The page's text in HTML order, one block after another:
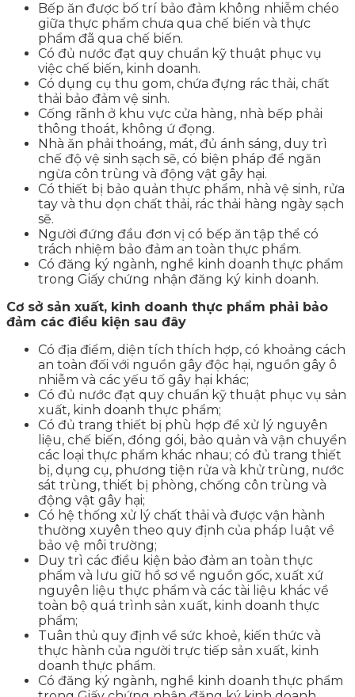
Bếp ăn được bố trí bảo đảm không nhiễm chéo
giữa thực phẩm chưa qua chế biến và thực
phẩm đã qua chế biến.
Có đủ nước đạt quy chuẩn kỹ thuật phục vụ
việc chế biến, kinh doanh.
Có dụng cụ thu gom, chứa đựng rác thải, chất
thải bảo đảm vệ sinh.
Cống rãnh ở khu vực cửa hàng, nhà bếp phải
thông thoát, không ứ đọng.
Nhà ăn phải thoáng, mát, đủ ánh sáng, duy trì
chế độ vệ sinh sạch sẽ, có biện pháp để ngăn
ngừa côn trùng và động vật gây hại.
Có thiết bị bảo quản thực phẩm, nhà vệ sinh, rửa
tay và thu dọn chất thải, rác thải hàng ngày sạch
sẽ.
Người đứng đầu đơn vị có bếp ăn tập thể có
trách nhiệm bảo đảm an toàn thực phẩm.
Có đăng ký ngành, nghề kinh doanh thực phẩm
trong Giấy chứng nhận đăng ký kinh doanh.
Cơ sở sản xuất, kinh doanh thực phẩm phải bảo
đảm các điều kiện sau đây
Có địa điểm, diện tích thích hợp, có khoảng cách
an toàn đối với nguồn gây độc hại, nguồn gây ô
nhiễm và các yếu tố gây hại khác;
Có đủ nước đạt quy chuẩn kỹ thuật phục vụ sản
xuất, kinh doanh thực phẩm;
Có đủ trang thiết bị phù hợp để xử lý nguyên
liệu, chế biến, đóng gói, bảo quản và vận chuyển
các loại thực phẩm khác nhau; có đủ trang thiết
bị, dụng cụ, phương tiện rửa và khử trùng, nước
sát trùng, thiết bị phòng, chống côn trùng và
động vật gây hại;
Có hệ thống xử lý chất thải và được vận hành
thường xuyên theo quy định của pháp luật về
bảo vệ môi trường;
Duy trì các điều kiện bảo đảm an toàn thực
phẩm và lưu giữ hồ sơ về nguồn gốc, xuất xứ
nguyên liệu thực phẩm và các tài liệu khác về
toàn bộ quá trình sản xuất, kinh doanh thực
phẩm;
Tuân thủ quy định về sức khoẻ, kiến thức và
thực hành của người trực tiếp sản xuất, kinh
doanh thực phẩm.
Có đăng ký ngành, nghề kinh doanh thực phẩm